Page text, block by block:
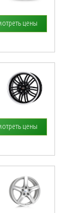
цены
цены